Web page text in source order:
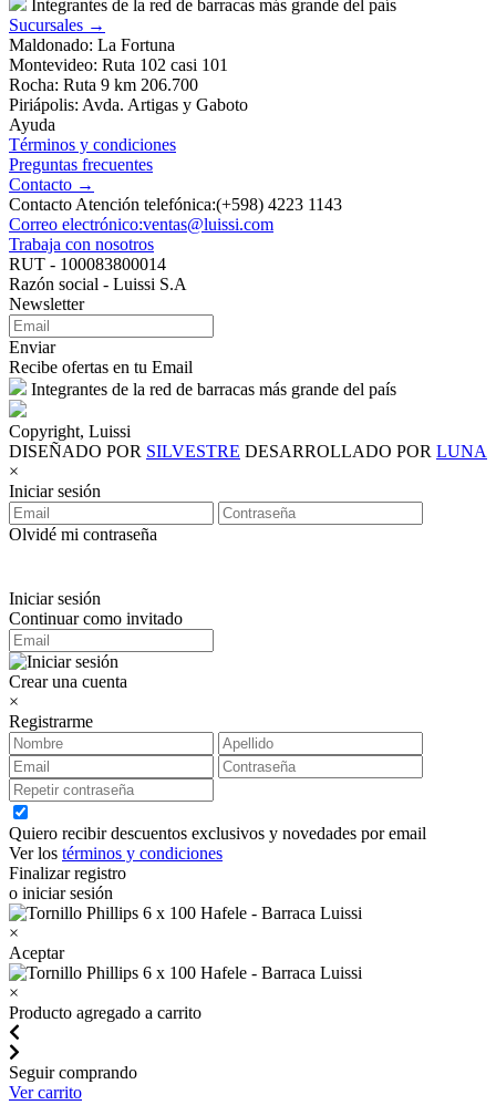
Integrantes de la red de barracas más grande del país
Sucursales →
Maldonado: La Fortuna
Montevideo: Ruta 102 casi 101
Rocha: Ruta 9 km 206.700
Piriápolis: Avda. Artigas y Gaboto
Ayuda
Términos y condiciones
Preguntas frecuentes
Contacto →
Contacto Atención telefónica:(+598) 4223 1143
Correo electrónico:ventas@luissi.com
Trabaja con nosotros
RUT - 100083800014
Razón social - Luissi S.A
Newsletter
Enviar
Recibe ofertas en tu Email
Integrantes de la red de barracas más grande del país
Copyright, Luissi
DISEÑADO POR SILVESTRE DESARROLLADO POR LUNA
×
Iniciar sesión
Olvidé mi contraseña
Iniciar sesión
Continuar como invitado
Crear una cuenta
×
Registrarme
Quiero recibir descuentos exclusivos y novedades por email
Ver los términos y condiciones
Finalizar registro
o iniciar sesión
×
Aceptar
×
Producto agregado a carrito
Seguir comprando
Ver carrito